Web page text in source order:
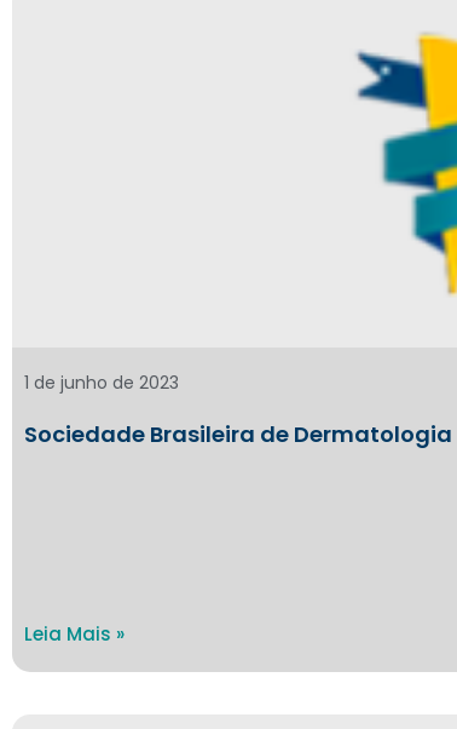
Sociedade Brasileira de
1 de junho de 2023
Leia Mais »